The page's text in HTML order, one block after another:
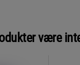
være